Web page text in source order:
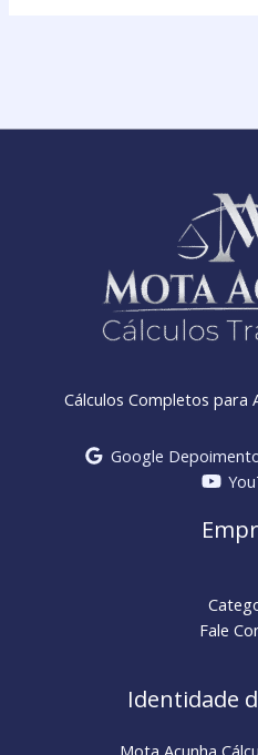
Cálculos Completos para
Google
Fale
Identidade
Mota Acunha